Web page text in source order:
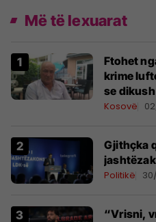
Më të lexuarat
Ftohet
krime
se
Kosovë
Gjithçka
Politikë
“Vrisni,